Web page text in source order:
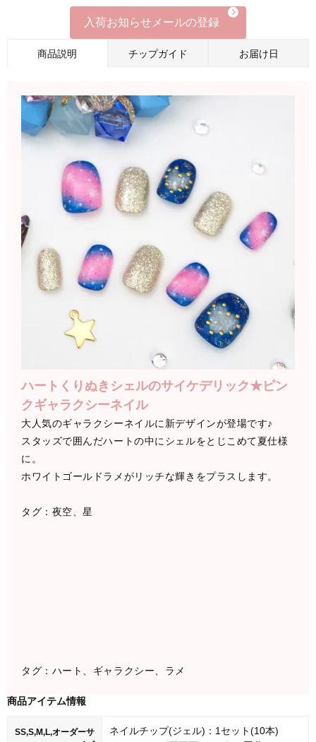
入荷お知らせメールの登録
商品説明 チップガイド お届け日
ハートくりぬきシェルのサイケデリック★ピン
クギャラクシーネイル
大人気のギャラクシーネイルに新デザインが登場です♪
スタッズで囲んだハートの中にシェルをとじこめて夏仕様
に。
ホワイトゴールドラメがリッチな輝きをプラスします。
タグ：夜空、星
タグ：ハート、ギャラクシー、ラメ
商品アイテム情報
SS,S,M,L,オーダーサ
ネイルチップ(ジェル)：1セット(10本)